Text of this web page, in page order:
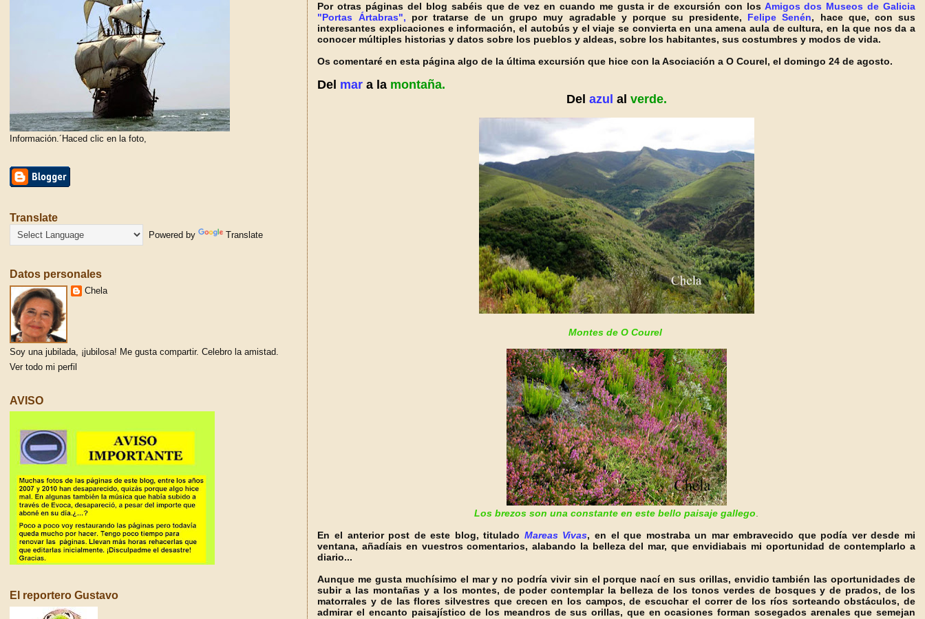
Por otras páginas del blog sabéis que de vez en cuando me gusta ir de excursión con los Amigos dos Museos de Galicia
"Portas Ártabras", por tratarse de un grupo muy agradable y porque su presidente, Felipe Senén, hace que, con sus
interesantes explicaciones e información, el autobús y el viaje se convierta en una amena aula de cultura, en la que nos da a
conocer múltiples historias y datos sobre los pueblos y aldeas, sobre los habitantes, sus costumbres y modos de vida.
Os comentaré en esta página algo de la última excursión que hice con la Asociación a O Courel, el domingo 24 de agosto.
Del mar a la montaña.
Del azul al verde.
Montes de O Courel
Los brezos son una constante en este bello paisaje gallego
En el anterior post de este blog, titulado Mareas Vivas, en el que mostraba un mar embravecido que podía ver desde mi
ventana, añadíais en vuestros comentarios, alabando la belleza del mar, que envidiabais mi oportunidad de contemplarlo a
diario...
Aunque me gusta muchísimo el mar y no podría vivir sin el porque nací en sus orillas, envidio también las oportunidades de
subir a las montañas y a los montes, de poder contemplar la belleza de los tonos verdes de bosques y de prados, de los
matorrales y de las flores silvestres que crecen en los campos, de escuchar el correr de los ríos sorteando obstáculos, de
admirar el encanto paisajístico de los meandros de sus orillas, que en ocasiones forman sosegados arenales que semejan
Información.´Haced clic en la foto,
Translate
Powered by Translate
Datos personales
Chela
Soy una jubilada, ¡jubilosa! Me gusta compartir. Celebro la amistad.
Ver todo mi perfil
AVISO
El reportero Gustavo